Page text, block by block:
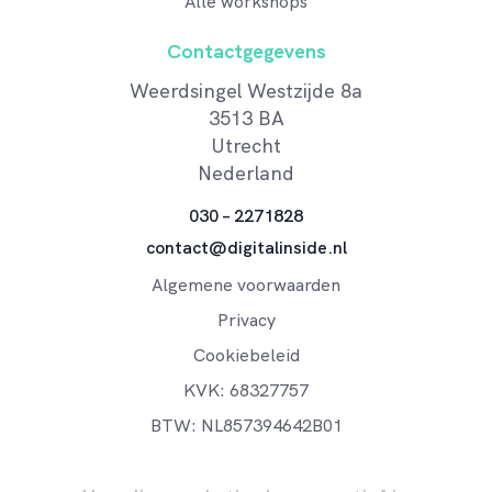
Contactgegevens
Weerdsingel Westzijde 8a
3513 BA
Utrecht
Nederland
030 – 2271828
contact@digitalinside.nl
Algemene voorwaarden
Privacy
Cookiebeleid
KVK: 68327757
BTW: NL857394642B01